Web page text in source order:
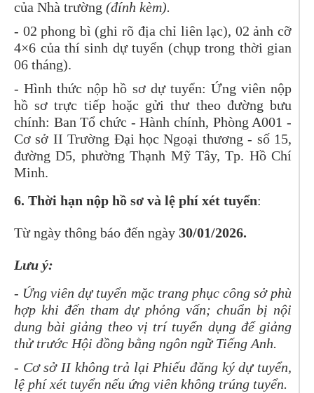
của Nhà trường(đính kèm).
- 02 phong bì (ghi rõ địa chỉ liên lạc), 02 ảnh cỡ
4×6 của thí sinh dự tuyển (chụp trong thời gian
06 tháng).
- Hình thức nộp hồ sơ dự tuyển: Ứng viên nộp
hồ sơ trực tiếp hoặc gửi thư theo đường bưu
chính: Ban Tổ chức - Hành chính, Phòng A001 -
Cơ sở II Trường Đại học Ngoại thương - số 15,
đường D5, phường Thạnh Mỹ Tây, Tp. Hồ Chí
Minh.
6. Thời hạn nộp hồ sơ và lệ phí xét tuyển:
Từ ngày thông báo đến ngày30/01/2026.
Lưu ý:
- Ứng viên dự tuyển mặc trang phục công sở phù
hợp khi đến tham dự phỏng vấn; chuẩn bị nội
dung bài giảng theo vị trí tuyển dụng để giảng
thử trước Hội đồng bằng ngôn ngữ Tiếng Anh.
- Cơ sở II không trả lại Phiếu đăng ký dự tuyển,
lệ phí xét tuyển nếu ứng viên không trúng tuyển.